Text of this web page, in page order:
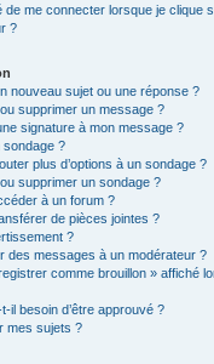
de me connecter lorsque je clique
?
nouveau sujet ou une réponse ?
supprimer un message ?
signature à mon message ?
sondage ?
plus d’options à un sondage ?
supprimer un sondage ?
à un forum ?
de pièces jointes ?
?
des messages à un modérateur ?
comme brouillon » affiché
il besoin d’être approuvé ?
mes sujets ?